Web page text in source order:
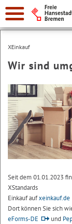
Suche:
XEinkauf
Wir sind
Seit dem 01.01.2023
XStandards
Einkauf aufxeinkauf.de
Dort können Sie sich
eForms-DE
und